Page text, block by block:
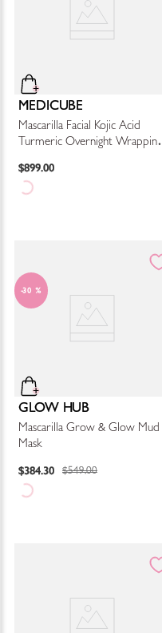
MEDICUBE
Mascarilla Facial Kojic Acid
Turmeric Overnight Wrapping
$899.00
30 %
GLOW HUB
Mascarilla Grow & Glow Mud
Mask
$384.30 $549.00